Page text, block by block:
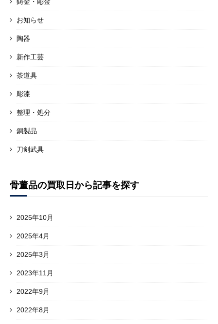
お知らせ
陶器
新作工芸
茶道具
彫漆
整理・処分
銅製品
刀剣武具
骨董品の買取日から記事を探す
2025年10月
2025年4月
2025年3月
2023年11月
2022年9月
2022年8月